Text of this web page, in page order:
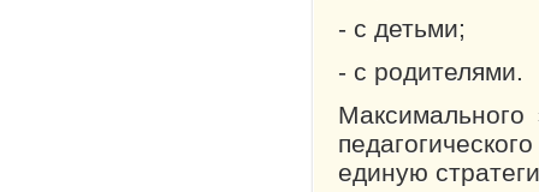
- с детьми;
- с родителями.
единую